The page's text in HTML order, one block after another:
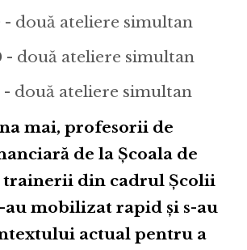
- două ateliere simultan
- două ateliere simultan
- două ateliere simultan
mai, profesorii de
de la Școala de
trainerii din cadrul Școlii
au mobilizat rapid și s-au
actual pentru a